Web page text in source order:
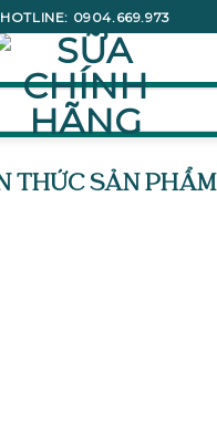
HOTLINE: 0904.669.973
THỨC SẢN PHẨM